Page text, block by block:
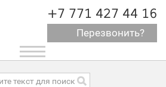
+7 771 427 44 16
Перезвонить?
Toggle
navigation